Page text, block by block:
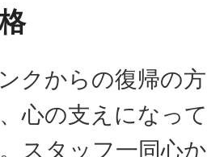
クからの復帰の
心の支えになっ
スタッフ一同心